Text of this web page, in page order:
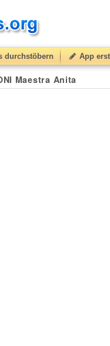
durchstöbern App
Maestra Anita